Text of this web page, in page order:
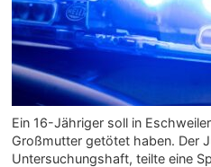
Ein 16-Jähriger soll in
Großmutter getötet haben. Der
Untersuchungshaft, teilte eine